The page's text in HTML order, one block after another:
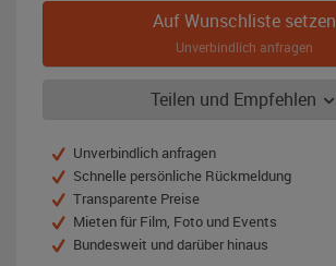
Auf Wunschliste setzen
Unverbindlich anfragen
Teilen und Empfehlen
Unverbindlich anfragen
Schnelle persönliche Rückmeldung
Transparente Preise
Mieten für Film, Foto und Events
Bundesweit und darüber hinaus